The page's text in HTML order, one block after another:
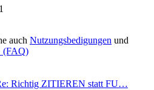
auch Nutzungsbedigungen und
(FAQ)
Richtig ZITIEREN statt FU…